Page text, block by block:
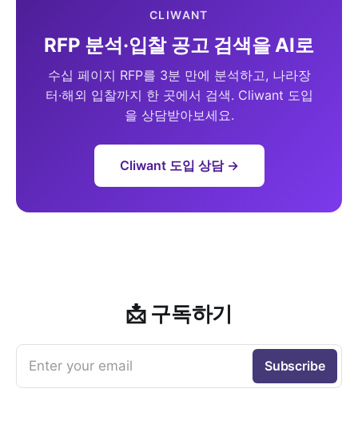
CLIWANT
RFP 분석·입찰 공고 검색을 AI로
수십 페이지 RFP를 3분 만에 분석하고, 나라장
터·해외 입찰까지 한 곳에서 검색. Cliwant 도입
을 상담받아보세요.
Cliwant 도입 상담 →
📩 구독하기
Enter your email Subscribe